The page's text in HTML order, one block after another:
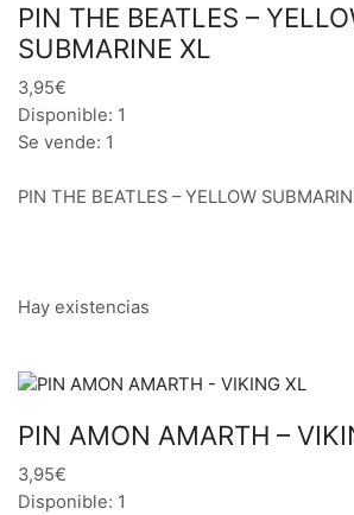
PIN THE BEATLES –
SUBMARINE XL
3,95€
Disponible: 1
Se vende: 1
PIN THE BEATLES – YELLOW
Hay existencias
PIN AMON AMARTH –
3,95€
Disponible: 1